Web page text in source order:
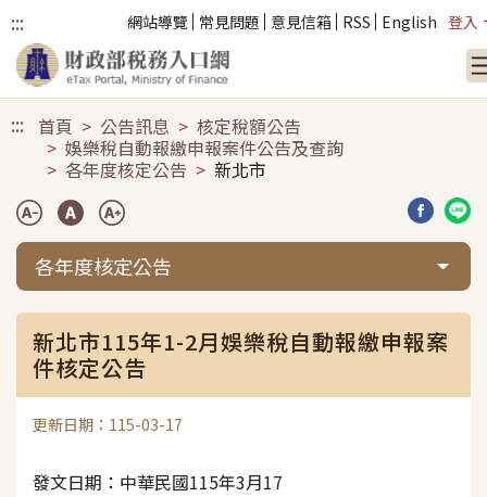
::: 網站導覽 常見問題 意見信箱 RSS English 登入
::: 首頁 公告訊息
核定稅額公告
娛樂稅自動報繳申報案件公告及查詢
各年度核定公告
新北市
分享到
分
各年度核定公告
新北市115年1-2月娛樂稅自動報繳申報案
件核定公告
更新日期：115-03-17
發文日期：中華民國115年3月17